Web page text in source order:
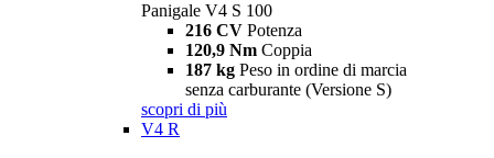
Panigale V4 S 100
216 CV Potenza
120,9 Nm Coppia
187 kg Peso in ordine di marcia
senza carburante (Versione S)
scopri di più
V4 R